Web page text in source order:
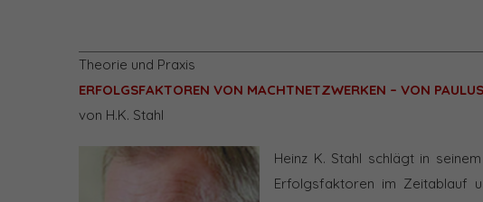
Theorie und Praxis
ERFOLGSFAKTOREN VON MACHTNETZWERKEN – VON
von H.K. Stahl
Heinz K. Stahl schlägt in
Erfolgsfaktoren im Zeitablauf